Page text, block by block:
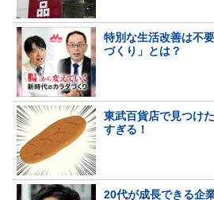
特別な生活改善は不
づくり」とは？
東武百貨店で見つけ
すぎる！
20代が成長できる企